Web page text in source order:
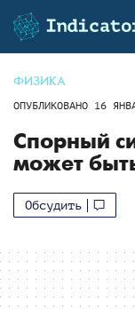
ФИЗИКА
ОПУБЛИКОВАНО 16
Спорный
может
Обсудить